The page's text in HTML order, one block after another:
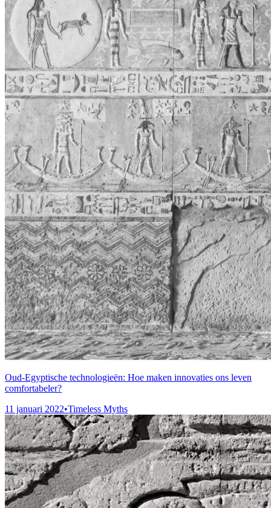
Oud-Egyptische technologieën: Hoe maken innovaties ons leven
comfortabeler?
11 januari 2022•Timeless Myths